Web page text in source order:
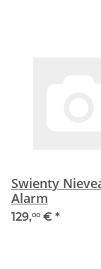
Swienty
Alarm
129,00 € *